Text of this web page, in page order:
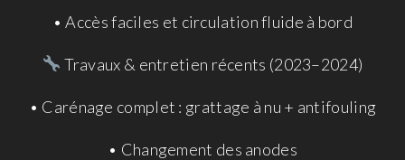
• Accès faciles et circulation fluide à bord
Travaux & entretien récents (2023–2024)
• Carénage complet : grattage à nu + antifouling
• Changement des anodes